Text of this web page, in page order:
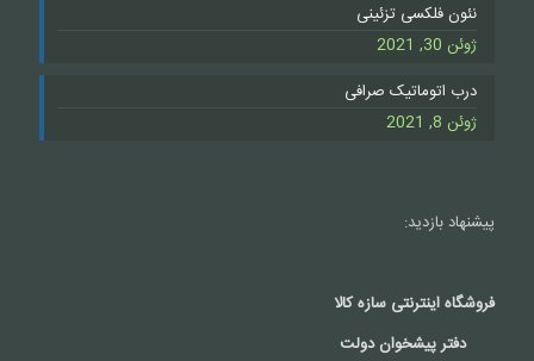
نئون فلکسی تزئینی
ژوئن 30, 2021
درب اتوماتیک صرافی
ژوئن 8, 2021
پیشنهاد بازدید:
فروشگاه اینترنتی سازه کالا
دفتر پیشخوان دولت